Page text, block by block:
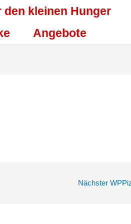
den kleinen Hunger
Angebote
Nächster